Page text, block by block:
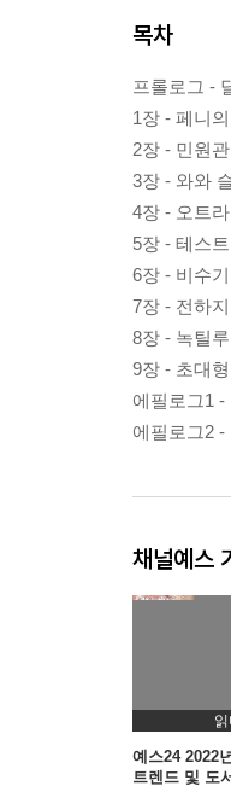
목차
프롤로그 -
1장 - 페니
2장 - 민원
3장 - 와와
4장 - 오트
5장 - 테스
6장 - 비수
7장 - 전하
8장 - 녹틸
9장 - 초대
에필로그1 -
에필로그2 -
채널예스
예스24 2022
트렌드 및 도